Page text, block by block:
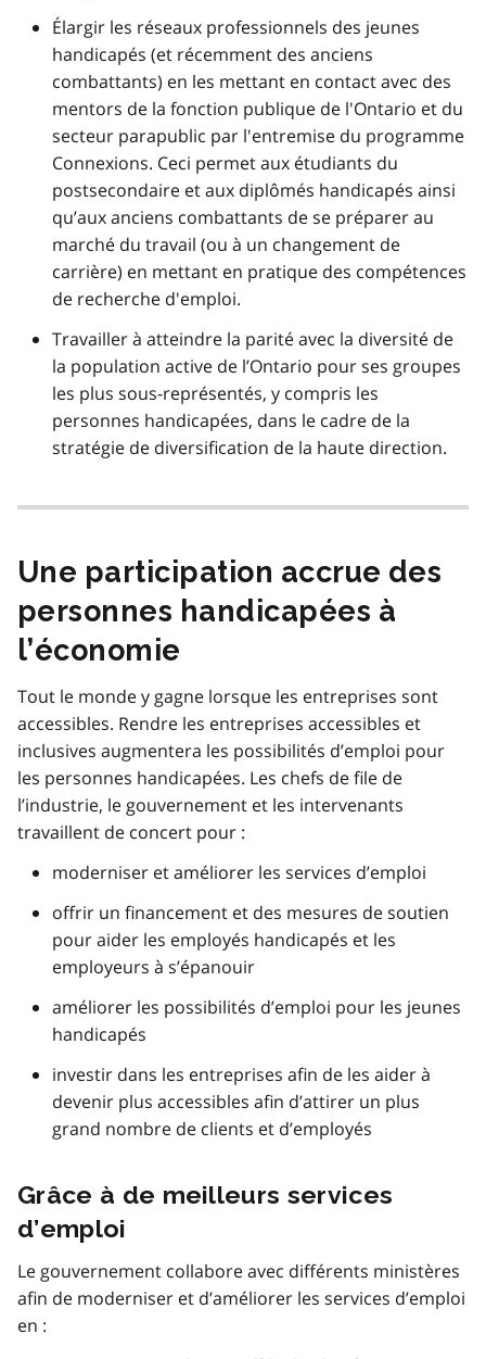
Élargir les réseaux professionnels des jeunes
handicapés (et récemment des anciens
combattants) en les mettant en contact avec des
mentors de la fonction publique de l'Ontario et du
secteur parapublic par l'entremise du programme
Connexions. Ceci permet aux étudiants du
postsecondaire et aux diplômés handicapés ainsi
qu’aux anciens combattants de se préparer au
marché du travail (ou à un changement de
carrière) en mettant en pratique des compétences
de recherche d'emploi.
Travailler à atteindre la parité avec la diversité de
la population active de l’Ontario pour ses groupes
les plus sous-représentés, y compris les
personnes handicapées, dans le cadre de la
stratégie de diversification de la haute direction.
Une participation accrue des
personnes handicapées à
l’économie
Tout le monde y gagne lorsque les entreprises sont
accessibles. Rendre les entreprises accessibles et
inclusives augmentera les possibilités d’emploi pour
les personnes handicapées. Les chefs de file de
l’industrie, le gouvernement et les intervenants
travaillent de concert pour :
moderniser et améliorer les services d’emploi
offrir un financement et des mesures de soutien
pour aider les employés handicapés et les
employeurs à s’épanouir
améliorer les possibilités d’emploi pour les jeunes
handicapés
investir dans les entreprises afin de les aider à
devenir plus accessibles afin d’attirer un plus
grand nombre de clients et d’employés
Grâce à de meilleurs services
d’emploi
Le gouvernement collabore avec différents ministères
afin de moderniser et d’améliorer les services d’emploi
en :